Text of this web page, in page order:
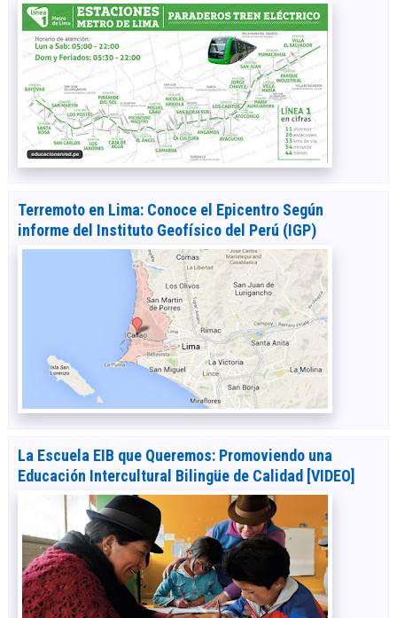
Terremoto en Lima: Conoce el Epicentro Según
informe del Instituto Geofísico del Perú (IGP)
La Escuela EIB que Queremos: Promoviendo una
Educación Intercultural Bilingüe de Calidad [VIDEO]